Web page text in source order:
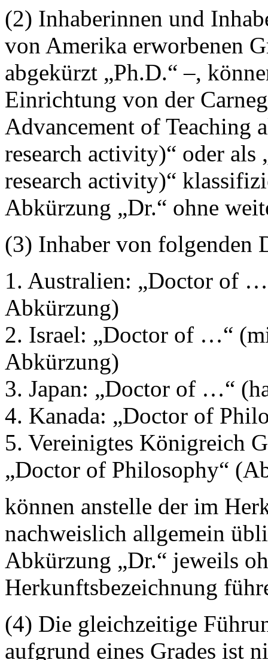
(2) Inhaberinnen und
von Amerika erworbenen
abgekürzt „Ph.D.“ –,
Einrichtung von der
Advancement of Teaching
research activity)“ oder
research activity)“
Abkürzung „Dr.“ ohne
(3) Inhaber von folgenden
1. Australien: „Doctor of
Abkürzung)
2. Israel: „Doctor of …“
Abkürzung)
3. Japan: „Doctor of …“
4. Kanada: „Doctor of
5. Vereinigtes Königreich
„Doctor of Philosophy“
können anstelle der im
nachweislich allgemein
Abkürzung „Dr.“ jeweils
Herkunftsbezeichnung
(4) Die gleichzeitige
aufgrund eines Grades ist